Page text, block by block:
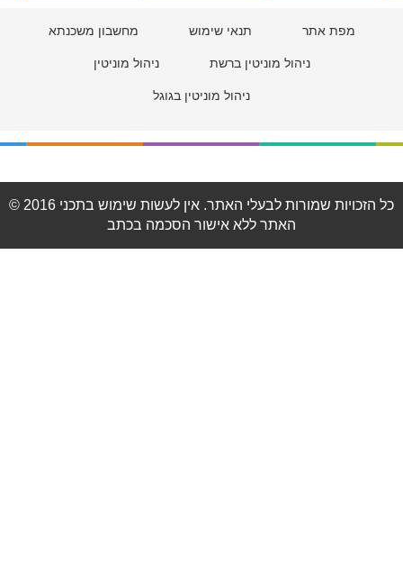
מפת אתר תנאי שימוש מחשבון משכנתא
ניהול מוניטין ברשת ניהול מוניטין
ניהול מוניטין בגוגל
© 2016 כל הזכויות שמורות לבעלי האתר. אין לעשות שימוש בתכני
האתר ללא אישור הסכמה בכתב